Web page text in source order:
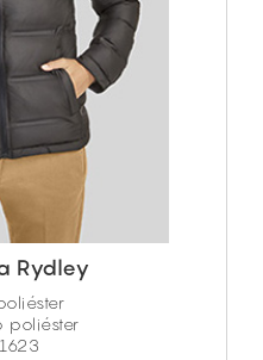
Rydley
poliéster